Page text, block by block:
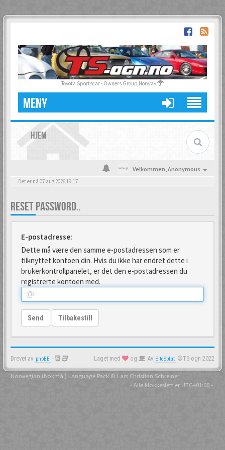
Toyota Sportscar - Owners Group Norway
MENY
HJEM
Velkommen,Anonymous
Det er nå 07 aug 2026 19:17
RESET PASSWORD..
E-postadresse:
Dette må være den samme e-postadressen som er
tilknyttet kontoen din. Hvis du ikke har endret dette i
brukerkontrollpanelet, er det den e-postadressen du
registrerte kontoen med.
Send Tilbakestill
Drevet av phpBB - Laget med og Av SiteSplat ©TS-ogn 2022
Norwegian (bokmål) Language Pack © Lars Christian Schreiner
- Alle klokkeslett er UTC+01:00-